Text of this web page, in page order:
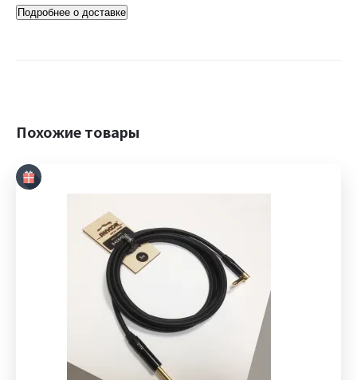
Подробнее о доставке
Похожие товары